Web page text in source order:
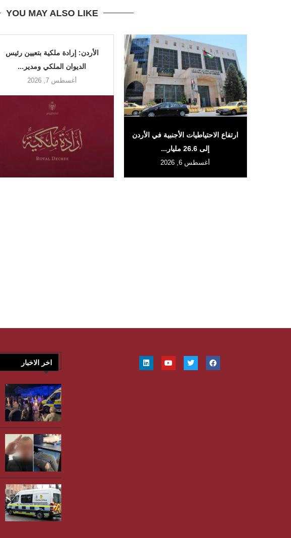
YOU MAY ALSO LIKE
الأردن: إرادة ملكية بتعيين رئيس
الديوان الملكي ومدير...
أغسطس 7, 2026
ارتفاع الاحتياطيات الأجنبية في الأردن
إلى 26.6 مليار...
أغسطس 6, 2026
اخر الاخبار